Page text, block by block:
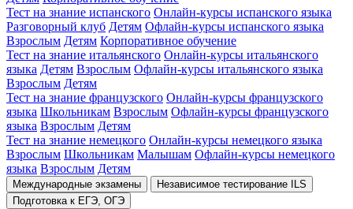
Тест на знание испанского Онлайн-курсы испанского языка
Разговорный клуб Детям Офлайн-курсы испанского языка
Взрослым Детям Корпоративное обучение
Тест на знание итальянского Онлайн-курсы итальянского
языка Детям Взрослым Офлайн-курсы итальянского языка
Взрослым Детям
Тест на знание французского Онлайн-курсы французского
языка Школьникам Взрослым Офлайн-курсы французского
языка Взрослым Детям
Тест на знание немецкого Онлайн-курсы немецкого языка
Взрослым Школьникам Малышам Офлайн-курсы немецкого
языка Взрослым Детям
Международные экзамены
Независимое тестирование ILS
Подготовка к ЕГЭ, ОГЭ